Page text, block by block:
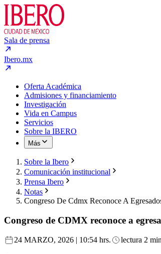
Sala de prensa
Ibero.mx
Oferta Académica
Admisiones y financiamiento
Investigación
Vida en Campus
Servicios
Sobre la IBERO
Más
Sobre la Ibero
Comunicación institucional
Prensa Ibero
Notas
Congreso De Cdmx Reconoce A
Congreso de CDMX reconoce a
24 MARZO, 2026 | 10:54 hrs. lectura 2